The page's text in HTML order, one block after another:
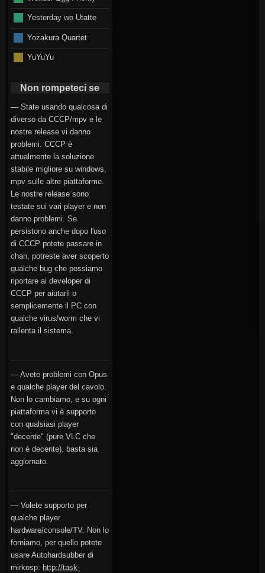
Yesterday wo Utatte
Yozakura Quartet
YuYuYu
Non rompeteci se
— State usando qualcosa di
diverso da CCCP/mpv e le
nostre release vi danno
problemi. CCCP è
attualmente la soluzione
stabile migliore su windows,
mpv sulle altre piattaforme.
Le nostre release sono
testate sui vari player e non
danno problemi. Se
persistono anche dopo l'uso
di CCCP potete passare in
chan, potreste aver scoperto
qualche bug che possiamo
riportare ai developer di
CCCP per aiutarli o
semplicemente il PC con
qualche virus/worm che vi
rallenta il sistema.
— Avete problemi con Opus
e qualche player del cavolo.
Non lo cambiamo, e su ogni
piattaforma vi è supporto
con qualsiasi player
"decente" (pure VLC che
non è decente), basta sia
aggiornato.
— Volete supporto per
qualche player
hardware/console/TV. Non lo
forniamo, per quello potete
usare Autohardsubber di
mirkosp: http://task-